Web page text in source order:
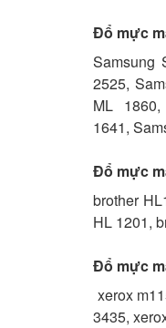
Đổ mực
Samsung
2525,
ML
1641,
Đổ mực
brother
HL 1201,
Đổ mực
xerox
3435,